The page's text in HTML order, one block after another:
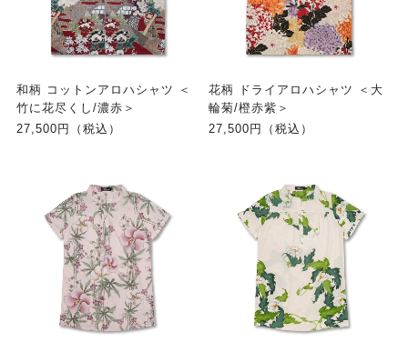
和柄 コットンアロハシャツ ＜
竹に花尽くし/濃赤＞
27,500円（税込）
花柄 ドライアロハシャツ ＜大
輪菊/橙赤紫＞
27,500円（税込）